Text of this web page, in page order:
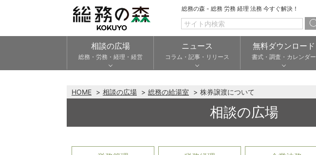
総務の森 - 総務 労務 経理 法務 今すぐ解決！
相談の広場
総務・労務・経理・経営
ニュース
コラム・記事・リリース
無料ダウンロード
書式・調査・カレンダー
HOME 相談の広場 総務の給湯室 株券譲渡について
相談の広場